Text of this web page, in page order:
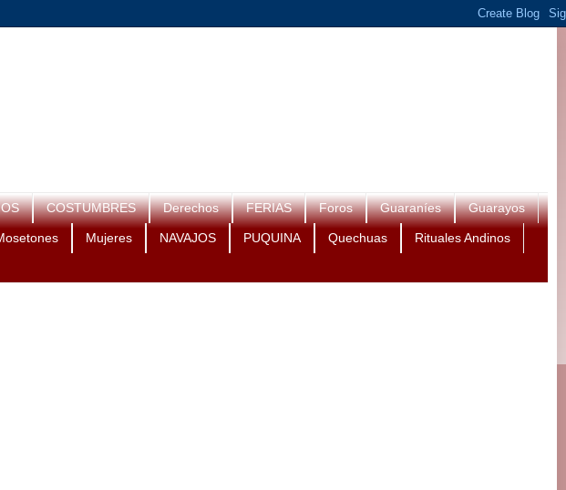
COSTUMBRES Derechos FERIAS Foros Guaraníes Guarayos
Mujeres NAVAJOS PUQUINA Quechuas Rituales Andinos